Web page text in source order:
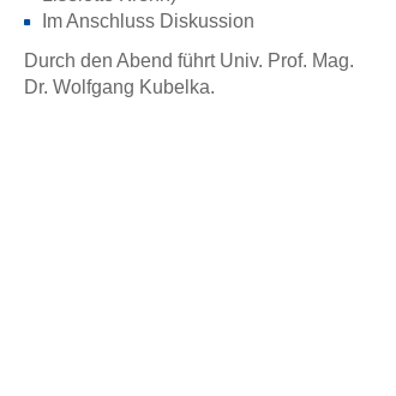
Im Anschluss Diskussion
Durch den Abend führt Univ. Prof. Mag.
Dr. Wolfgang Kubelka.